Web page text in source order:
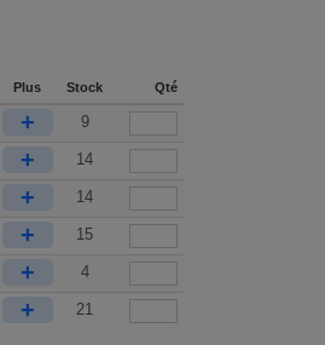
Plus Stock Qté
+ 9
+ 14
+ 14
+ 15
+ 4
+ 21